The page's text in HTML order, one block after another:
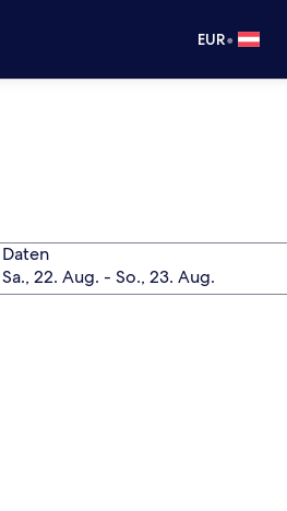
EUR•
Daten